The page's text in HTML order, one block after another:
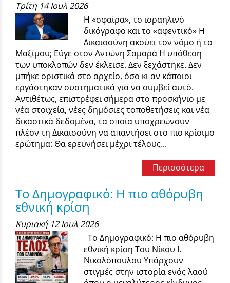
Τρίτη 14 Ιουλ 2026
Η «σφαίρα», το ισραηλινό
δικόγραφο και το «αφεντικό» Η
Δικαιοσύνη ακούει τον νόμο ή το
Μαξίμου; Εύγε στον Αντώνη Σαμαρά Η υπόθεση
των υποκλοπών δεν έκλεισε. Δεν ξεχάστηκε. Δεν
μπήκε οριστικά στο αρχείο, όσο κι αν κάποιοι
εργάστηκαν συστηματικά για να συμβεί αυτό.
Αντιθέτως, επιστρέφει σήμερα στο προσκήνιο με
νέα στοιχεία, νέες δημόσιες τοποθετήσεις και νέα
δικαστικά δεδομένα, τα οποία υποχρεώνουν
πλέον τη Δικαιοσύνη να απαντήσει στο πιο κρίσιμο
ερώτημα: Θα ερευνήσει μέχρι τέλους...
Περισσότερα
Το Δημογραφικό: Η πιο αθόρυβη
εθνική κρίση
Κυριακή 12 Ιουλ 2026
Το Δημογραφικό: Η πιο αθόρυβη
εθνική κρίση Του Νίκου Ι.
Νικολόπουλου Υπάρχουν
στιγμές στην ιστορία ενός λαού